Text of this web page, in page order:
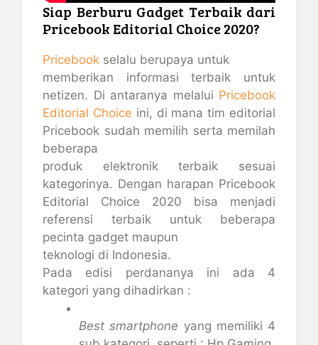
Siap Berburu Gadget Terbaik dari
Pricebook Editorial Choice 2020?
Pricebook selalu berupaya untuk
memberikan informasi terbaik untuk
netizen. Di antaranya melalui Pricebook
Editorial Choice ini, di mana tim editorial
Pricebook sudah memilih serta memilah
beberapa
produk elektronik terbaik sesuai
kategorinya. Dengan harapan Pricebook
Editorial Choice 2020 bisa menjadi
referensi terbaik untuk beberapa
pecinta gadget maupun
teknologi di Indonesia.
Pada edisi perdananya ini ada 4
kategori yang dihadirkan :
Best smartphone yang memiliki 4